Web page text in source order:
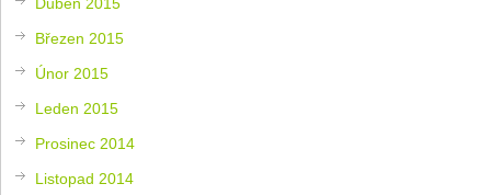
Březen 2015
Únor 2015
Leden 2015
Prosinec 2014
Listopad 2014